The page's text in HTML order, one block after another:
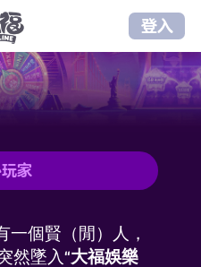
登入
金
城
值
家
一個賢（閒）人，
然墜入“大福娛樂